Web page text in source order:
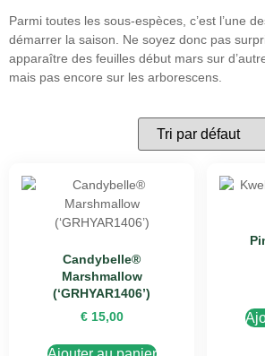
Parmi toutes les sous-espèces, c’est l’une
démarrer la saison. Ne soyez donc pas
apparaître des feuilles début mars sur
mais pas encore sur les arborescens.
Candybelle®
Marshmallow
(‘GRHYAR1406’)
€15,00